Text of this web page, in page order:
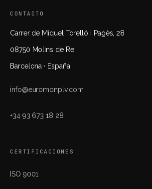
CONTACTO
Carrer de Miquel Torelló i Pagès, 28
08750 Molins de Rei
Barcelona · España
info@euromonplv.com
+34 93 673 18 28
CERTIFICACIONES
ISO 9001